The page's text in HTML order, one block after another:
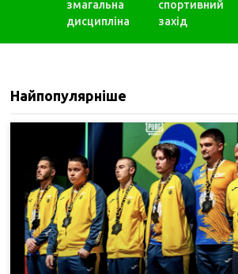
змагальна
дисципліна
спортивний
захід
Найпопулярніше